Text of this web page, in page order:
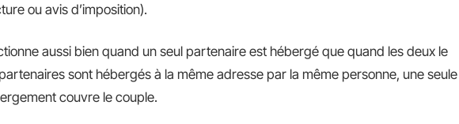
ou avis d’imposition).
aussi bien quand un seul partenaire est hébergé que quand les deux le
sont hébergés à la même adresse par la même personne, une seule
couvre le couple.